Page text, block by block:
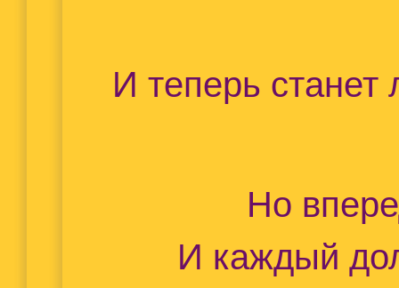
И теперь станет
Но
И каждый